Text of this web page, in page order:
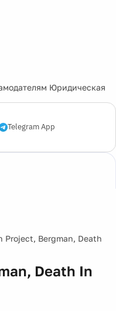
Юридическая
Telegram App
Project, Bergman, Death
Death In